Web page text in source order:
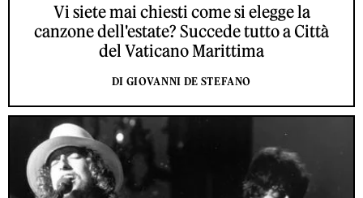
Vi siete mai chiesti come si elegge la
canzone dell'estate? Succede tutto a Città
del Vaticano Marittima
DI GIOVANNI DE STEFANO